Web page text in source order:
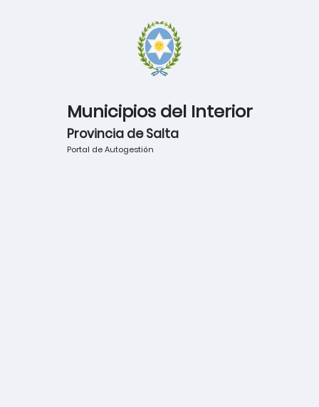
Municipios del Interior
Provincia de Salta
Portal de Autogestión